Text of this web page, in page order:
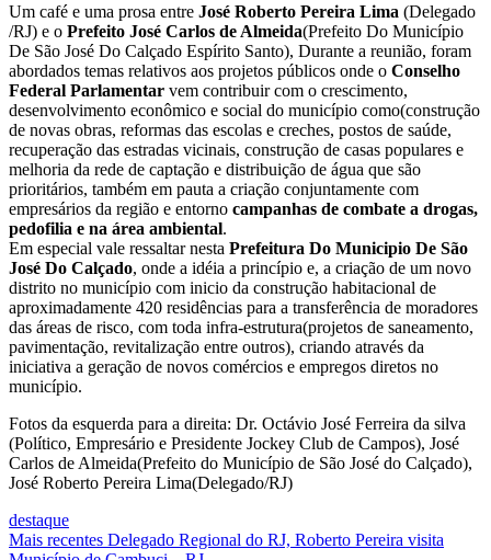
do
RJ,
Roberto
Pereira
visita
município
de
Calçado
–
RJ
Um café e uma prosa entre José Roberto Pereira Lima (Delegado
/RJ) e o Prefeito José Carlos de Almeida(Prefeito Do Município
De São José Do Calçado Espírito Santo), Durante a reunião, foram
abordados temas relativos aos projetos públicos onde o Conselho
Federal Parlamentar vem contribuir com o crescimento,
desenvolvimento econômico e social do município como(construção
de novas obras, reformas das escolas e creches, postos de saúde,
recuperação das estradas vicinais, construção de casas populares e
melhoria da rede de captação e distribuição de água que são
prioritários, também em pauta a criação conjuntamente com
empresários da região e entorno campanhas de combate a drogas,
pedofilia e na área ambiental.
Em especial vale ressaltar nesta Prefeitura Do Municipio De São
José Do Calçado, onde a idéia a princípio e, a criação de um novo
distrito no município com inicio da construção habitacional de
aproximadamente 420 residências para a transferência de moradores
das áreas de risco, com toda infra-estrutura(projetos de saneamento,
pavimentação, revitalização entre outros), criando através da
iniciativa a geração de novos comércios e empregos diretos no
município.
Fotos da esquerda para a direita: Dr. Octávio José Ferreira da silva
(Político, Empresário e Presidente Jockey Club de Campos), José
Carlos de Almeida(Prefeito do Município de São José do Calçado),
José Roberto Pereira Lima(Delegado/RJ)
destaque
Mais recentes Delegado Regional do RJ, Roberto Pereira visita